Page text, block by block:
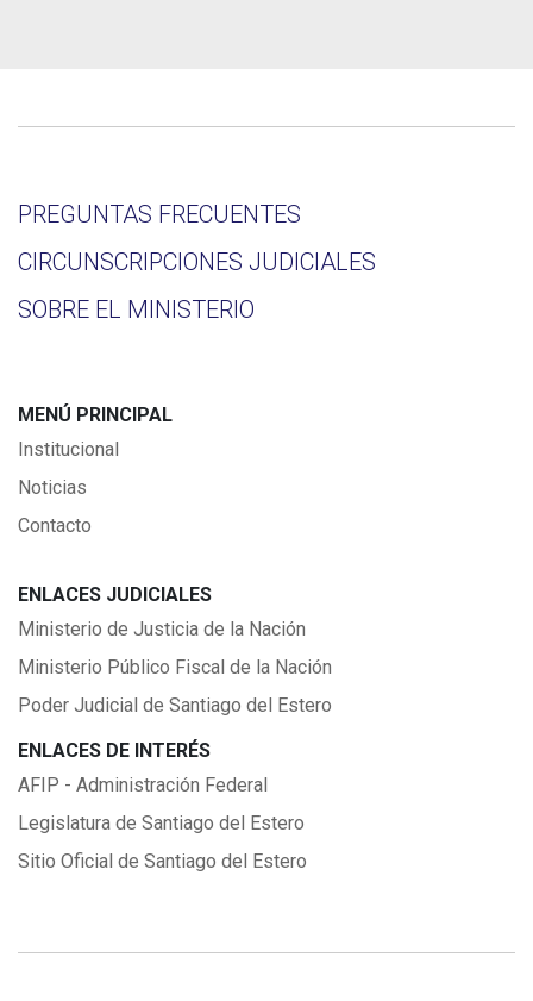
PREGUNTAS FRECUENTES
CIRCUNSCRIPCIONES JUDICIALES
SOBRE EL MINISTERIO
MENÚ PRINCIPAL
Institucional
Noticias
Contacto
ENLACES JUDICIALES
Ministerio de Justicia de la Nación
Ministerio Público Fiscal de la Nación
Poder Judicial de Santiago del Estero
ENLACES DE INTERÉS
AFIP - Administración Federal
Legislatura de Santiago del Estero
Sitio Oficial de Santiago del Estero